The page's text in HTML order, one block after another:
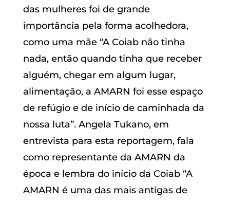
das mulheres foi de grande
importância pela forma acolhedora,
como uma mãe “A Coiab não tinha
nada, então quando tinha que receber
alguém, chegar em algum lugar,
alimentação, a AMARN foi esse espaço
de refúgio e de início de caminhada da
nossa luta”. Angela Tukano, em
entrevista para esta reportagem, fala
como representante da AMARN da
época e lembra do início da Coiab “A
AMARN é uma das mais antigas de